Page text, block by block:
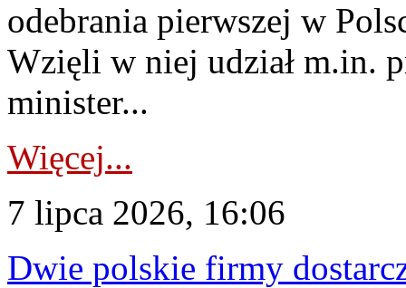
odebrania pierwszej w
Wzięli w niej udział m.in.
minister...
Więcej...
7 lipca 2026, 16:06
Dwie polskie firmy